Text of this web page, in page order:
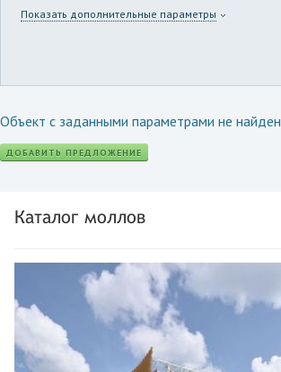
Показать дополнительные параметры
Объект с заданными параметрами не найден
ДОБАВИТЬ ПРЕДЛОЖЕНИЕ
Каталог моллов